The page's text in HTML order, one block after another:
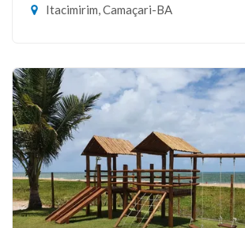
Itacimirim, Camaçari-BA